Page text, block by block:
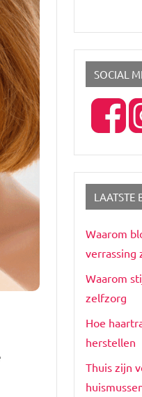
SOCIAL
LAATSTE
Waarom
verrassing
Waarom
zelfzorg
Hoe
herstellen
Thuis zijn